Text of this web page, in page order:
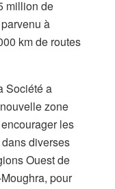
million de
à
km de routes
Société a
zone
les
diverses
Ouest de
Moughra, pour